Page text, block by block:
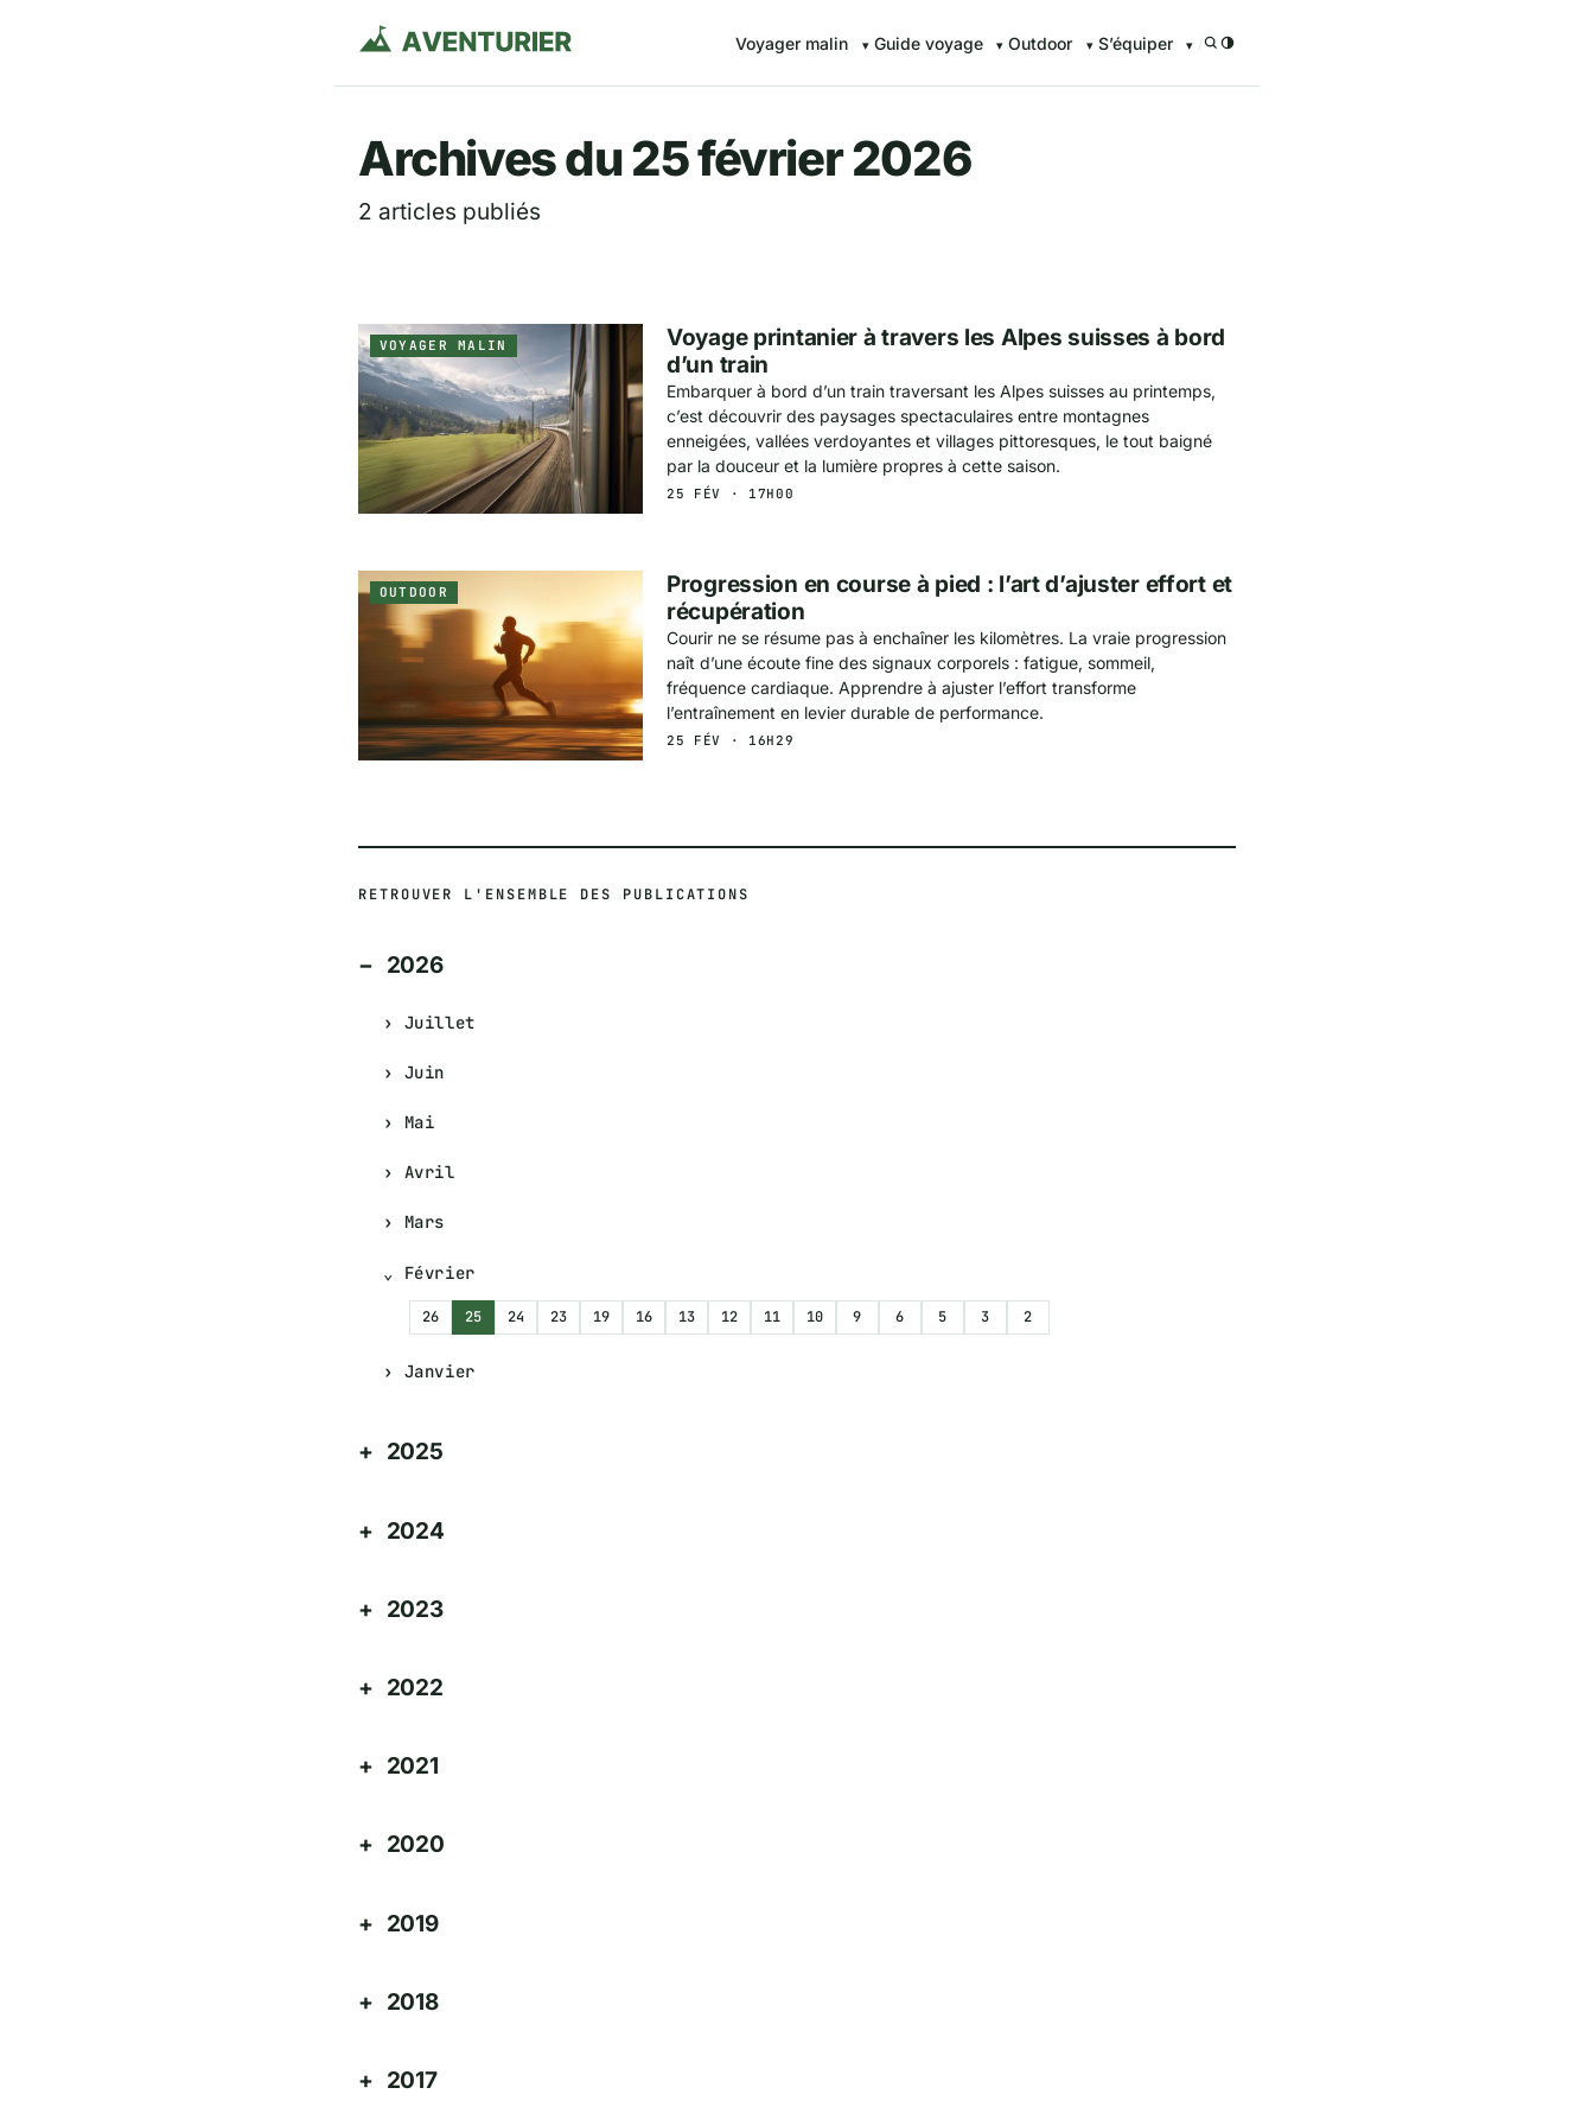
Aventurier.fr — Voyager malin avec Aventurier.FR grâce à nos
Voyager malin Guide voyage Outdoor S’équiper /
Archives du 25 février 2026
2 articles publiés
VOYAGER MALIN
Voyage printanier à travers les Alpes suisses à bord
d’un train
Embarquer à bord d’un train traversant les Alpes suisses au printemps,
c’est découvrir des paysages spectaculaires entre montagnes
enneigées, vallées verdoyantes et villages pittoresques, le tout baigné
par la douceur et la lumière propres à cette saison.
25 FÉV · 17H00
OUTDOOR
Progression en course à pied : l’art d’ajuster effort et
récupération
Courir ne se résume pas à enchaîner les kilomètres. La vraie progression
naît d’une écoute fine des signaux corporels : fatigue, sommeil,
fréquence cardiaque. Apprendre à ajuster l’effort transforme
l’entraînement en levier durable de performance.
25 FÉV · 16H29
RETROUVER L'ENSEMBLE DES PUBLICATIONS
2026
Juillet
Juin
Mai
Avril
Mars
Février
26 25 24 23 19 16 13 12 11 10 9 6 5 3 2
Janvier
2025
2024
2023
2022
2021
2020
2019
2018
2017